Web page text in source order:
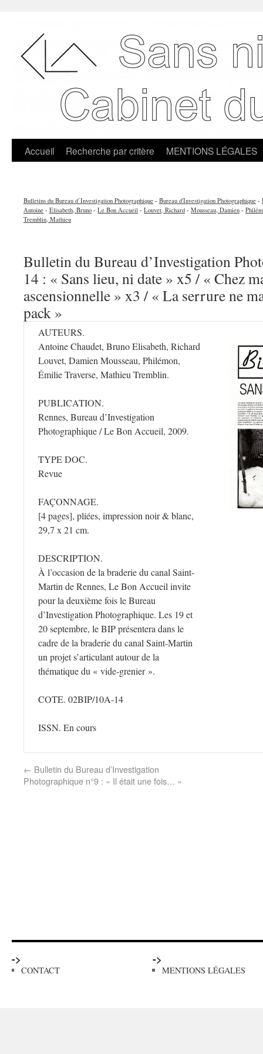
Accueil Recherche par critère MENTIONS LÉGALES
Bulletins du Bureau d’Investigation Photographique - Bureau d'Investigation Photographique -
Antoine - Elisabeth, Bruno - Le Bon Accueil - Louvet, Richard - Mousseau, Damien -
Tremblin, Mathieu
Bulletin du Bureau d’Investigation
14 : « Sans lieu, ni date » x5 / « Chez
ascensionnelle » x3 / « La serrure ne
pack »
AUTEURS.
Antoine Chaudet, Bruno Elisabeth, Richard
Louvet, Damien Mousseau, Philémon,
Émilie Traverse, Mathieu Tremblin.
PUBLICATION.
Rennes, Bureau d’Investigation
Photographique / Le Bon Accueil, 2009.
TYPE DOC.
Revue
FAÇONNAGE.
[4 pages], pliées, impression noir & blanc,
29,7 x 21 cm.
DESCRIPTION.
À l’occasion de la braderie du canal Saint-
Martin de Rennes, Le Bon Accueil invite
pour la deuxième fois le Bureau
d’Investigation Photographique. Les 19 et
20 septembre, le BIP présentera dans le
cadre de la braderie du canal Saint-Martin
un projet s’articulant autour de la
thématique du « vide-grenier ».
COTE. 02BIP/10A-14
ISSN. En cours
← Bulletin du Bureau d’Investigation
Photographique n°9 : « Il était une fois… »
->
CONTACT
->
MENTIONS LÉGALES